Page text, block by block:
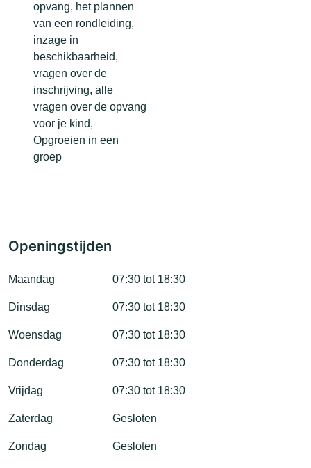
opvang, het plannen
van een rondleiding,
inzage in
beschikbaarheid,
vragen over de
inschrijving, alle
vragen over de opvang
voor je kind,
Opgroeien in een
groep
Openingstijden
Maandag 07:30 tot 18:30
Dinsdag 07:30 tot 18:30
Woensdag 07:30 tot 18:30
Donderdag 07:30 tot 18:30
Vrijdag 07:30 tot 18:30
Zaterdag Gesloten
Zondag Gesloten